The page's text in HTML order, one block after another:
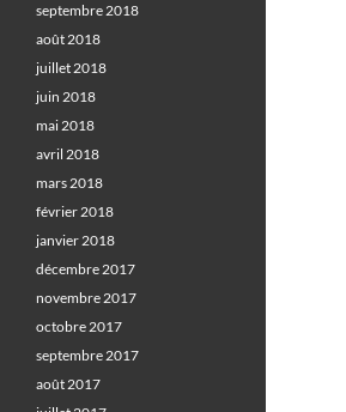
septembre 2018
août 2018
juillet 2018
juin 2018
mai 2018
avril 2018
mars 2018
février 2018
janvier 2018
décembre 2017
novembre 2017
octobre 2017
septembre 2017
août 2017